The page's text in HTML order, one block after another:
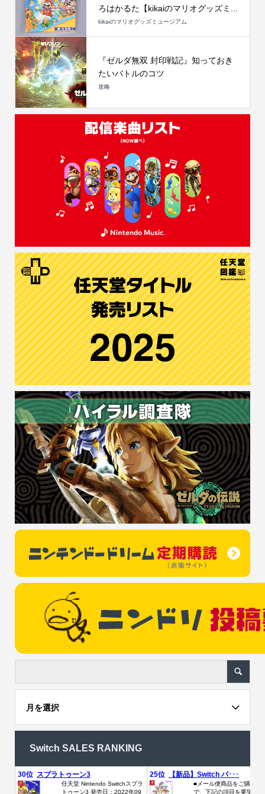
ろはかるた【kikaiのマリオグッズミ...
kikaiのマリオグッズミュージアム
『ゼルダ無双 封印戦記』知っておき
たいバトルのコツ
攻略
月を選択
Switch SALES RANKING